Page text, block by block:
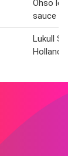
Ohso
sauce
Lukull